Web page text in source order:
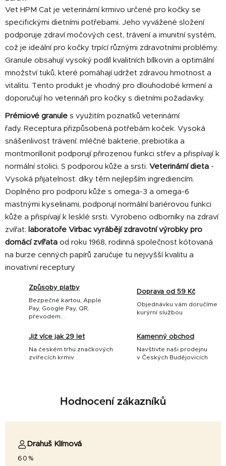
Vet HPM Cat je veterinární krmivo určené pro kočky se
specifickými dietními potřebami. Jeho vyvážené složení
podporuje zdraví močových cest, trávení a imunitní systém,
což je ideální pro kočky trpící různými zdravotními problémy.
Granule obsahují vysoký podíl kvalitních bílkovin a optimální
množství tuků, které pomáhají udržet zdravou hmotnost a
vitalitu. Tento produkt je vhodný pro dlouhodobé krmení a
doporučují ho veterináři pro kočky s dietními požadavky.
Prémiové granule s využitím poznatků veterinární
řady. Receptura přizpůsobená potřebám koček. Vysoká
snášenlivost trávení: mléčné bakterie, prebiotika a
montmorillonit podporují přirozenou funkci střev a přispívají k
normální stolici. S podporou kůže a srsti. Veterinární dieta -
Vysoká přijatelnost: díky těm nejlepším ingrediencím.
Doplněno pro podporu kůže s omega-3 a omega-6
mastnými kyselinami, podporují normální bariérovou funkci
kůže a přispívají k lesklé srsti. Vyrobeno odborníky na zdraví
zvířat: laboratoře Virbac vyrábějí zdravotní výrobky pro
domácí zvířata od roku 1968, rodinná společnost kótovaná
na burze cenných papírů zaručuje tu nejvyšší kvalitu a
inovativní receptury
Způsoby platby
Bezpečné kartou, Apple
Pay, Google Pay, QR,
převodem...
Doprava od 59 Kč
Objednávku vám doručíme
kurýrní službou
Již více jak 29 let
Na českém trhu značkových
zvířecích krmiv
Kamenný obchod
Navštivte naši prodejnu
v Českých Budějovicích
Hodnocení zákazníků
Drahuš Klímová
60%